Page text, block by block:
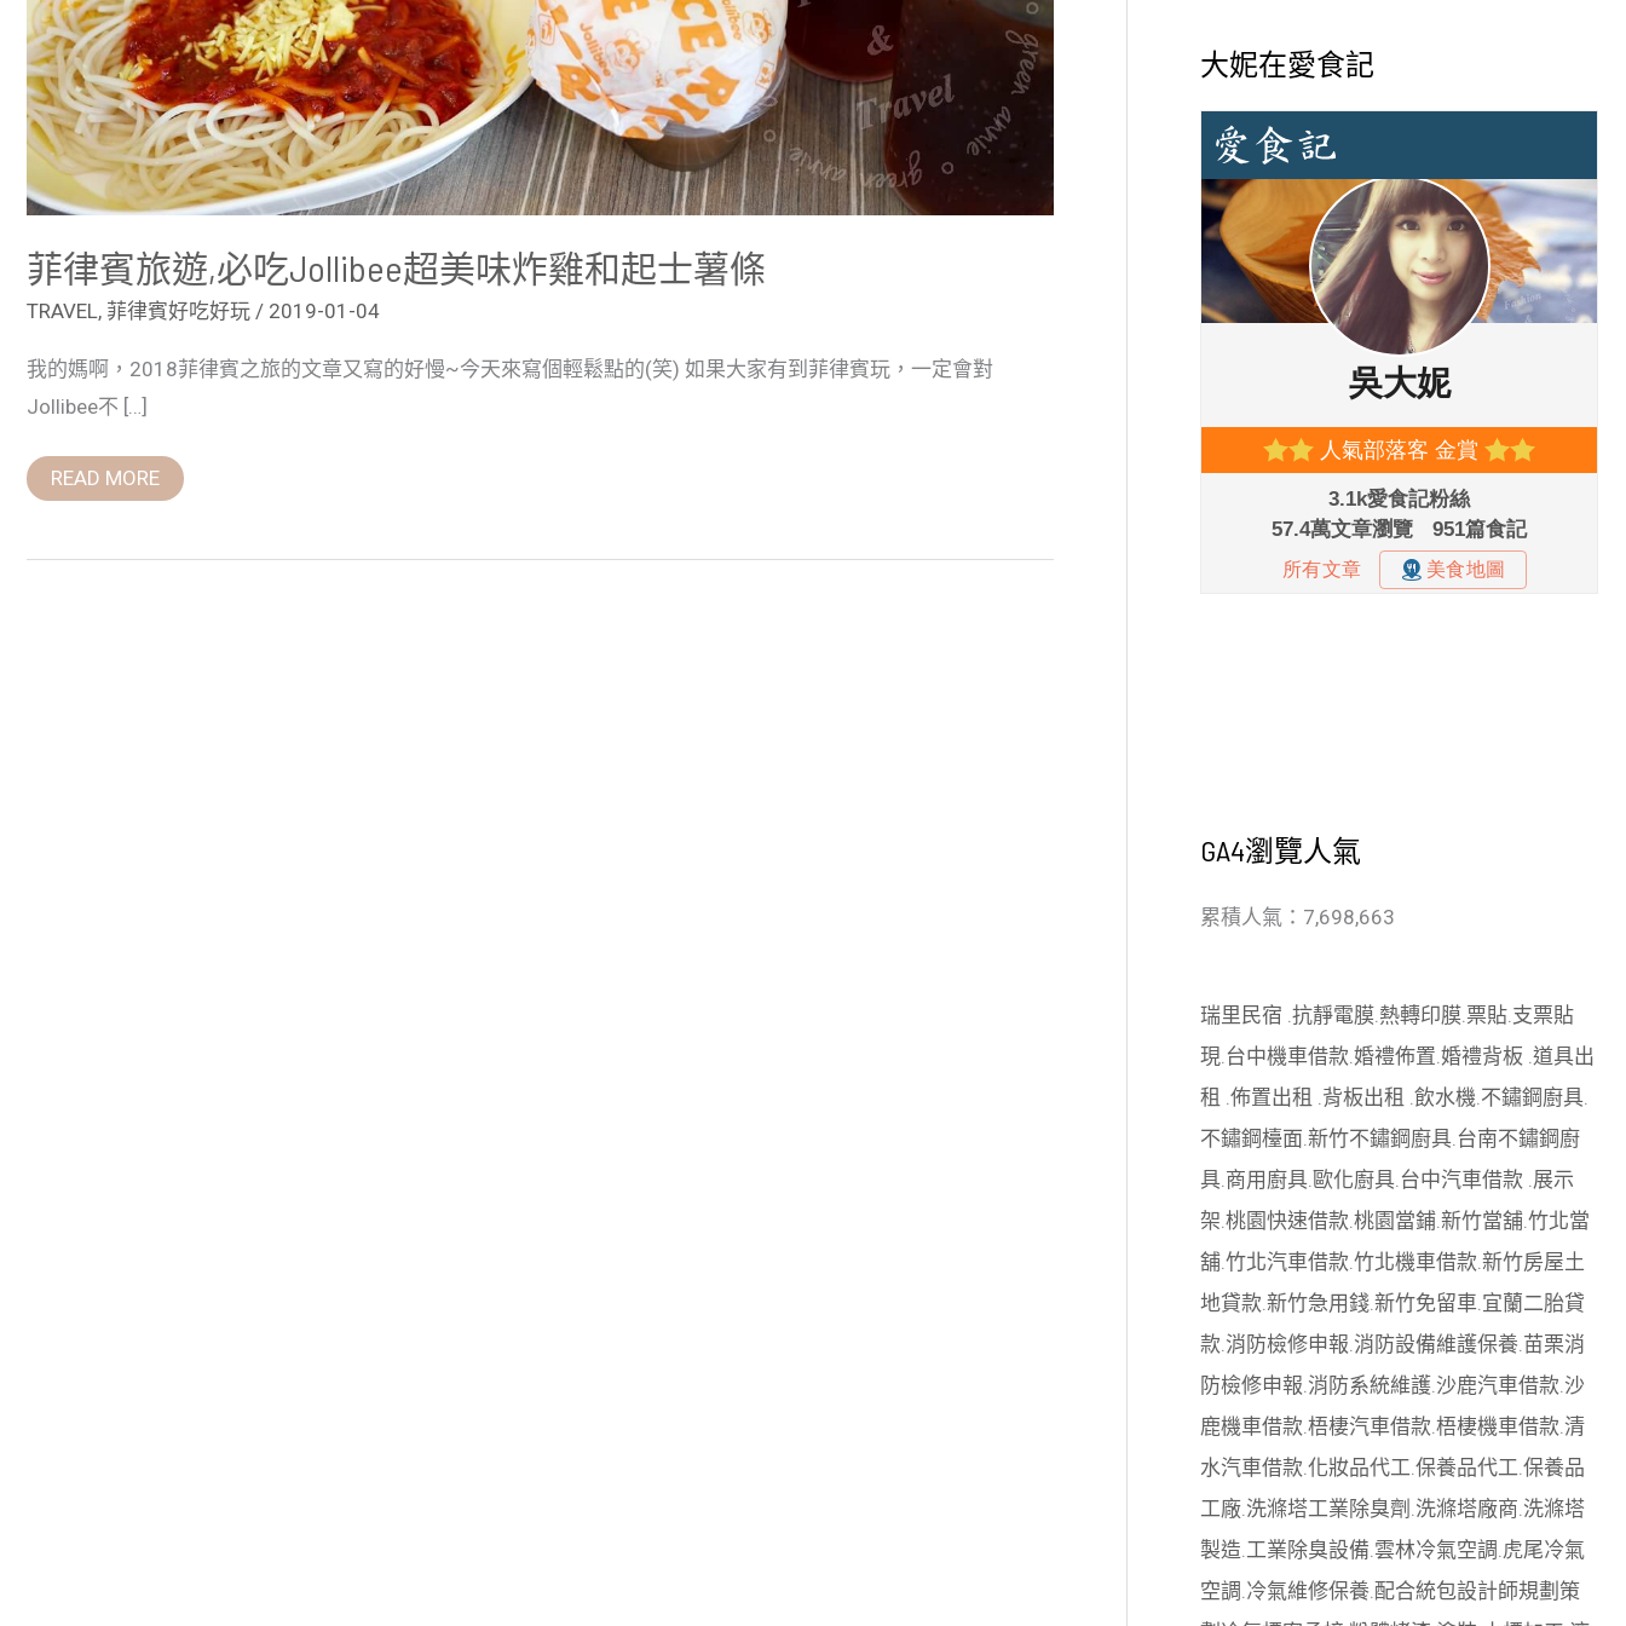
菲律賓旅遊,必吃Jollibee超美味炸雞和起士薯條
TRAVEL, 菲律賓好吃好玩 / 2019-01-04
我的媽啊，2018菲律賓之旅的文章又寫的好慢~今天來寫個輕鬆點的(笑) 如果大家有到菲律賓玩，一定會對
Jollibee不 […]
READ MORE
大妮在愛食記
GA4瀏覽人氣
累積人氣：7,698,663
瑞里民宿 .抗靜電膜.熱轉印膜.票貼.支票貼
現.台中機車借款.婚禮佈置.婚禮背板 .道具出
租 .佈置出租 .背板出租 .飲水機.不鏽鋼廚具.
不鏽鋼檯面.新竹不鏽鋼廚具.台南不鏽鋼廚
具.商用廚具.歐化廚具.台中汽車借款 .展示
架.桃園快速借款.桃園當鋪.新竹當舖.竹北當
舖.竹北汽車借款.竹北機車借款.新竹房屋土
地貸款.新竹急用錢.新竹免留車.宜蘭二胎貸
款.消防檢修申報.消防設備維護保養.苗栗消
防檢修申報.消防系統維護.沙鹿汽車借款.沙
鹿機車借款.梧棲汽車借款.梧棲機車借款.清
水汽車借款.化妝品代工.保養品代工.保養品
工廠.洗滌塔工業除臭劑 .洗滌塔廠商.洗滌塔
製造.工業除臭設備.雲林冷氣空調.虎尾冷氣
空調.冷氣維修保養.配合統包設計師規劃策